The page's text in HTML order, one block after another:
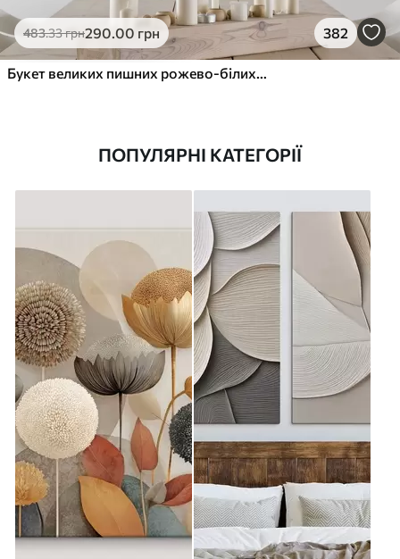
483.33грн290.00 грн 382
Букет великих пишних рожево-білих квітів півонії із зеленим листям на м’якому розмитому фоні
ПОПУЛЯРНІ КАТЕГОРІЇ